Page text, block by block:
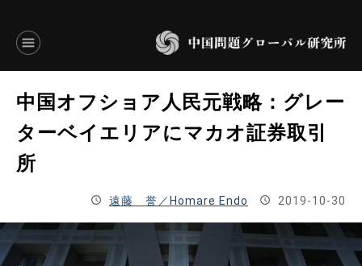
言語別アーカイブ
ENGLISH
JAPANESE
中国オフショア人民元戦略：グレー
ターベイエリアにマカオ証券取引
所
遠藤 誉／Homare Endo 2019-10-30